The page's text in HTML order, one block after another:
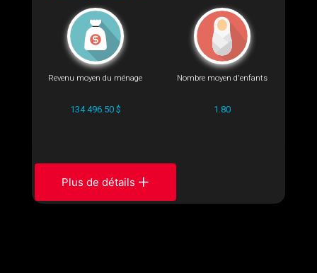
Revenu moyen du ménage
134 496.50 $
Nombre moyen d'enfants
1.80
Plus de détails